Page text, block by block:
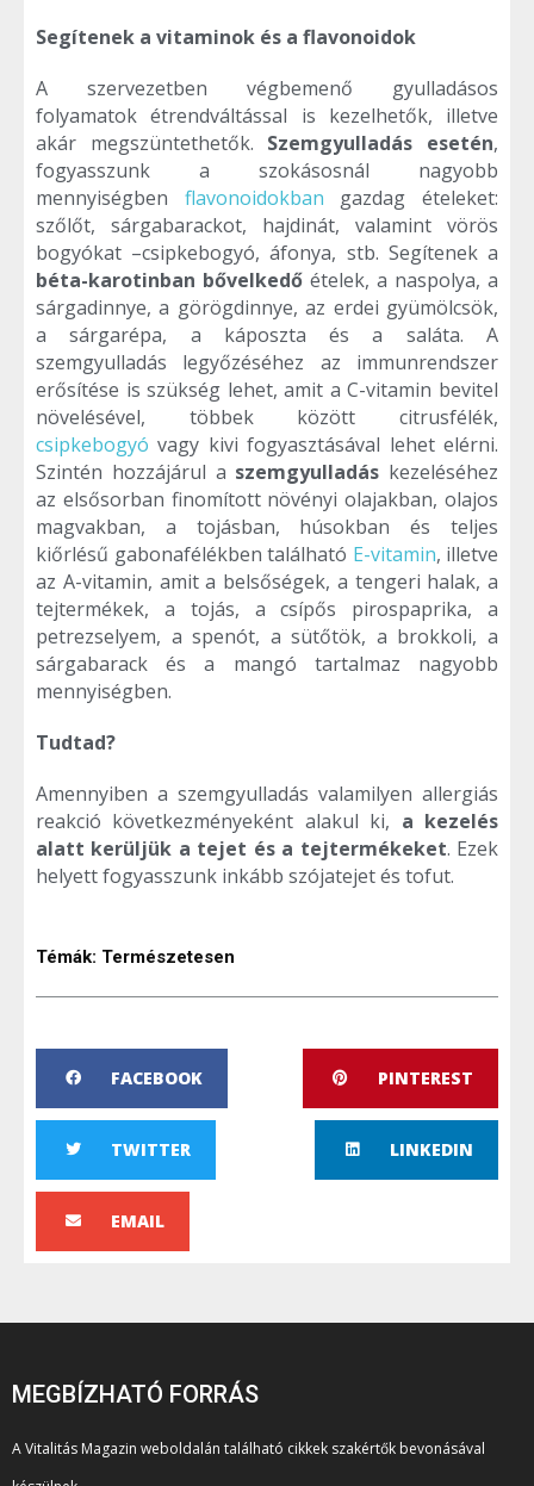
Segítenek a vitaminok és a flavonoidok
A szervezetben végbemenő gyulladásos
folyamatok étrendváltással is kezelhetők, illetve
akár megszüntethetők. Szemgyulladás esetén,
fogyasszunk a szokásosnál nagyobb
mennyiségben flavonoidokban gazdag ételeket:
szőlőt, sárgabarackot, hajdinát, valamint vörös
bogyókat –csipkebogyó, áfonya, stb. Segítenek a
béta-karotinban bővelkedő ételek, a naspolya, a
sárgadinnye, a görögdinnye, az erdei gyümölcsök,
a sárgarépa, a káposzta és a saláta. A
szemgyulladás legyőzéséhez az immunrendszer
erősítése is szükség lehet, amit a C-vitamin bevitel
növelésével, többek között citrusfélék,
csipkebogyó vagy kivi fogyasztásával lehet elérni.
Szintén hozzájárul a szemgyulladás kezeléséhez
az elsősorban finomított növényi olajakban, olajos
magvakban, a tojásban, húsokban és teljes
kiőrlésű gabonafélékben található E-vitamin, illetve
az A-vitamin, amit a belsőségek, a tengeri halak, a
tejtermékek, a tojás, a csípős pirospaprika, a
petrezselyem, a spenót, a sütőtök, a brokkoli, a
sárgabarack és a mangó tartalmaz nagyobb
mennyiségben.
Tudtad?
Amennyiben a szemgyulladás valamilyen allergiás
reakció következményeként alakul ki, a kezelés
alatt kerüljük a tejet és a tejtermékeket. Ezek
helyett fogyasszunk inkább szójatejet és tofut.
Témák: Természetesen
FACEBOOK PINTEREST
TWITTER LINKEDIN
EMAIL
MEGBÍZHATÓ FORRÁS
A Vitalitás Magazin weboldalán található cikkek szakértők bevonásával